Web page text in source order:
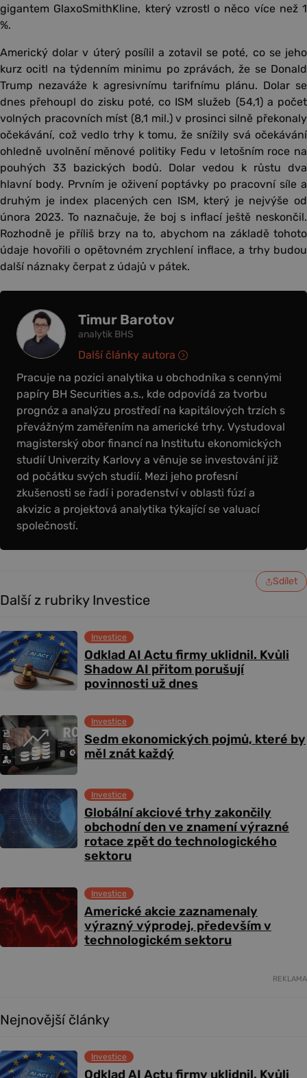
gigantem GlaxoSmithKline, který vzrostl o něco více než 1
%.
Americký dolar v úterý posílil a zotavil se poté, co se jeho
kurz ocitl na týdenním minimu po zprávách, že se Donald
Trump nezaváže k agresivnímu tarifnímu plánu. Dolar se
dnes přehoupl do zisku poté, co ISM služeb (54,1) a počet
volných pracovních míst (8,1 mil.) v prosinci silně překonaly
očekávání, což vedlo trhy k tomu, že snížily svá očekávání
ohledně uvolnění měnové politiky Fedu v letošním roce na
pouhých 33 bazických bodů. Dolar vedou k růstu dva
hlavní body. Prvním je oživení poptávky po pracovní síle a
druhým je index placených cen ISM, který je nejvýše od
února 2023. To naznačuje, že boj s inflací ještě neskončil.
Rozhodně je příliš brzy na to, abychom na základě tohoto
údaje hovořili o opětovném zrychlení inflace, a trhy budou
další náznaky čerpat z údajů v pátek.
Timur Barotov
analytik BHS
Pracuje na pozici analytika u obchodníka s cennými
papíry BH Securities a.s., kde odpovídá za tvorbu
prognóz a analýzu prostředí na kapitálových trzích s
převážným zaměřením na americké trhy. Vystudoval
magisterský obor financí na Institutu ekonomických
studií Univerzity Karlovy a věnuje se investování již
od počátku svých studií. Mezi jeho profesní
zkušenosti se řadí i poradenství v oblasti fúzí a
akvizic a projektová analytika týkající se valuací
společností.
Další články autora
Sdílet
Další z rubriky Investice
Odklad AI Actu firmy uklidnil. Kvůli
Shadow AI přitom porušují
povinnosti už dnes
Investice
Sedm ekonomických pojmů, které by
měl znát každý
Investice
Globální akciové trhy zakončily
obchodní den ve znamení výrazné
rotace zpět do technologického
sektoru
Investice
Americké akcie zaznamenaly
výrazný výprodej, především v
technologickém sektoru
Investice
REKLAMA
Nejnovější články
Odklad AI Actu firmy uklidnil. Kvůli
Investice